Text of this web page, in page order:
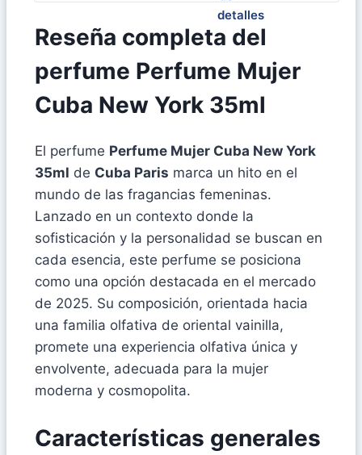
Reseña completa del
perfume Perfume Mujer
Cuba New York 35ml
El perfume Perfume Mujer Cuba New York
35ml de Cuba Paris marca un hito en el
mundo de las fragancias femeninas.
Lanzado en un contexto donde la
sofisticación y la personalidad se buscan en
cada esencia, este perfume se posiciona
como una opción destacada en el mercado
de 2025. Su composición, orientada hacia
una familia olfativa de oriental vainilla,
promete una experiencia olfativa única y
envolvente, adecuada para la mujer
moderna y cosmopolita.
Características generales